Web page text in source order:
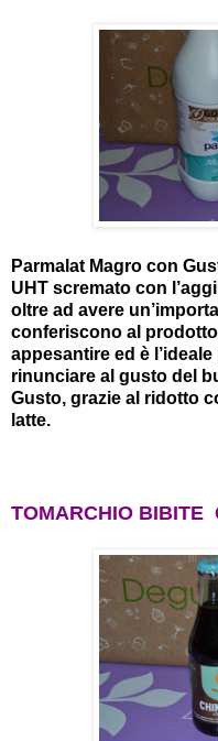
Parmalat Magro con
UHT scremato con
oltre ad avere
conferiscono al
appesantire ed è
rinunciare al gusto del
Gusto, grazie al ridotto
latte.
TOMARCHIO BIBITE